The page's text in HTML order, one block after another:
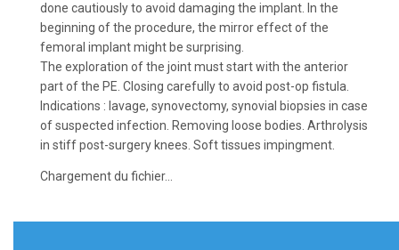
done cautiously to avoid damaging the implant. In the
beginning of the procedure, the mirror effect of the
femoral implant might be surprising.
The exploration of the joint must start with the anterior
part of the PE. Closing carefully to avoid post-op fistula.
Indications : lavage, synovectomy, synovial biopsies in case
of suspected infection. Removing loose bodies. Arthrolysis
in stiff post-surgery knees. Soft tissues impingment.
Chargement du fichier...